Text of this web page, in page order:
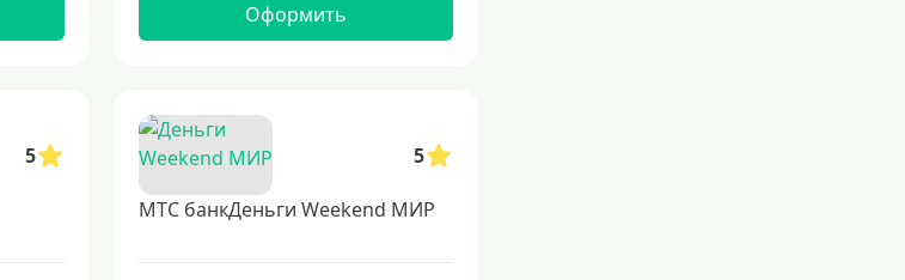
Оформить
5 5
МТС банкДеньги Weekend МИР